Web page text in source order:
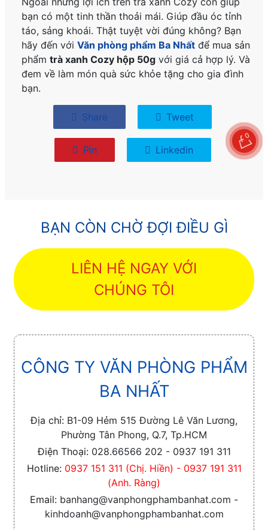
bạn có một tinh thần thoải mái. Giúp đầu óc tỉnh
táo, sảng khoái. Thật tuyệt vời đúng không? Bạn
hãy đến vớiVăn phòng phẩm Ba Nhất để mua sản
phẩmtrà xanh Cozy hộp 50g với giá cả hợp lý. Và
đem về làm món quà sức khỏe tặng cho gia đình
bạn.
Share Tweet
Pin Linkedin
BẠN CÒN CHỜ ĐỢI ĐIỀU GÌ
LIÊN HỆ NGAY VỚI
CHÚNG TÔI
CÔNG TY VĂN PHÒNG PHẨM
BA NHẤT
Địa chỉ: B1-09 Hẻm 515 Đường Lê Văn Lương,
Phường Tân Phong, Q.7, Tp.HCM
Điện Thoại: 028.66566 202 - 0937 191 311
Hotline: 0937 151 311 (Chị. Hiền) - 0937 191 311
(Anh. Ràng)
Email: banhang@vanphongphambanhat.com -
kinhdoanh@vanphongphambanhat.com
0